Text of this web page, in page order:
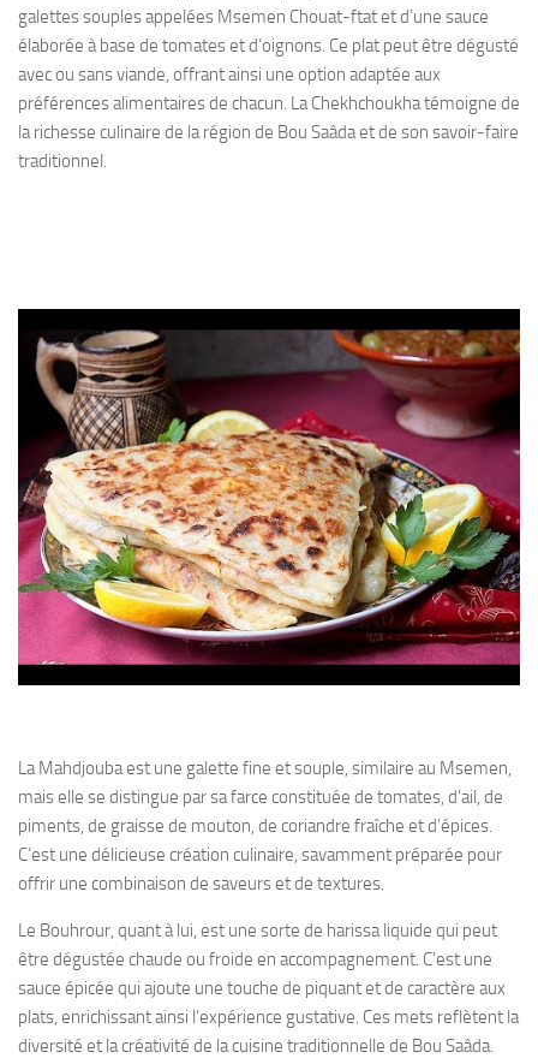
galettes souples appelées Msemen Chouat-ftat et d’une sauce
élaborée à base de tomates et d’oignons. Ce plat peut être dégusté
avec ou sans viande, offrant ainsi une option adaptée aux
préférences alimentaires de chacun. La Chekhchoukha témoigne de
la richesse culinaire de la région de Bou Saâda et de son savoir-faire
traditionnel.
La Mahdjouba est une galette fine et souple, similaire au Msemen,
mais elle se distingue par sa farce constituée de tomates, d’ail, de
piments, de graisse de mouton, de coriandre fraîche et d’épices.
C’est une délicieuse création culinaire, savamment préparée pour
offrir une combinaison de saveurs et de textures.
Le Bouhrour, quant à lui, est une sorte de harissa liquide qui peut
être dégustée chaude ou froide en accompagnement. C’est une
sauce épicée qui ajoute une touche de piquant et de caractère aux
plats, enrichissant ainsi l’expérience gustative. Ces mets reflètent la
diversité et la créativité de la cuisine traditionnelle de Bou Saâda.